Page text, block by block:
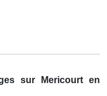
sur Mericourt en